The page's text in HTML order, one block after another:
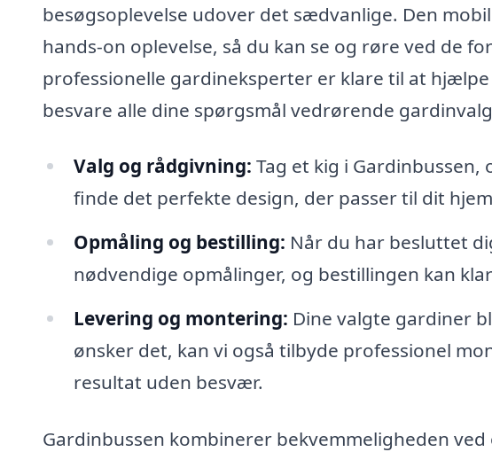
besøgsoplevelse udover det sædvanlige. Den
hands-on oplevelse, så du kan se og røre ved de
professionelle gardineksperter er klare til at
besvare alle dine spørgsmål vedrørende
Valg og rådgivning: Tag et kig i
finde det perfekte design, der passer til dit
Opmåling og bestilling: Når du har besluttet
nødvendige opmålinger, og bestillingen kan
Levering og montering: Dine valgte gardiner
ønsker det, kan vi også tilbyde professionel
resultat uden besvær.
Gardinbussen kombinerer bekvemmeligheden